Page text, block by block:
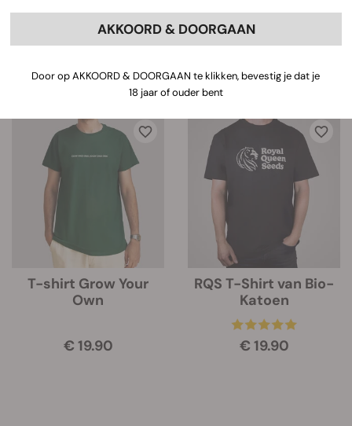
Sorteer op
T-shirt Grow Your
Own
€ 19.90
RQS T-Shirt van Bio-
Katoen
€ 19.90
AKKOORD & DOORGAAN
Door op AKKOORD & DOORGAAN te klikken, bevestig je dat je
18 jaar of ouder bent